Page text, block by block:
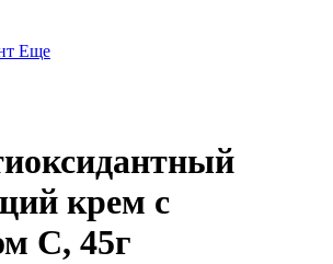
Еще
крем с
С, 45г